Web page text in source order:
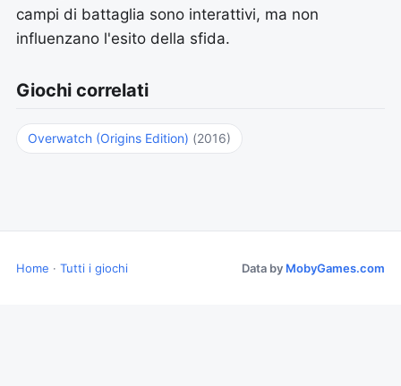
campi di battaglia sono interattivi, ma non
influenzano l'esito della sfida.
Giochi correlati
Overwatch (Origins Edition) (2016)
Home · Tutti i giochi Data by MobyGames.com